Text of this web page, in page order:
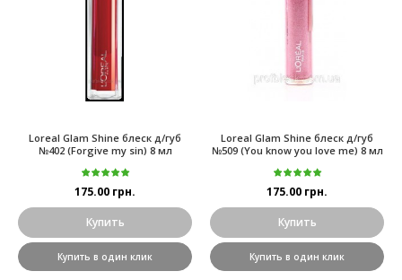
Loreal Glam Shine блеск д/губ
№402 (Forgive my sin) 8 мл
175.00 грн.
Купить
Купить в один клик
Loreal Glam Shine блеск д/губ
№509 (You know you love me) 8 мл
175.00 грн.
Купить
Купить в один клик